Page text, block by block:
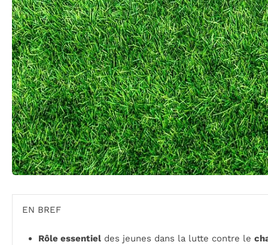
EN BREF
Rôle essentiel des jeunes dans la lutte contre le